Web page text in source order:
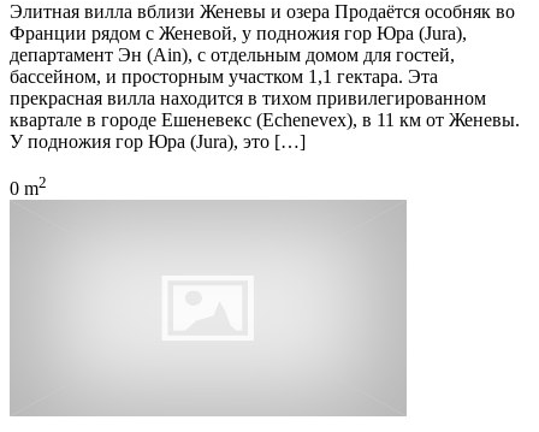
Элитная вилла вблизи Женевы и озера Продаётся особняк во
Франции рядом с Женевой, у подножия гор Юра (Jura),
департамент Эн (Ain), с отдельным домом для гостей,
бассейном, и просторным участком 1,1 гектара. Эта
прекрасная вилла находится в тихом привилегированном
квартале в городе Ешеневекс (Echenevex), в 11 км от Женевы.
У подножия гор Юра (Jura), это […]
0 m2